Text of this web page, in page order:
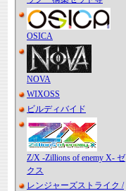
OSICA
NOVA
WIXOSS
ビルディバイド
Z/X -Zillions of enemy X- ゼ
クス
レンジャーズストライク /